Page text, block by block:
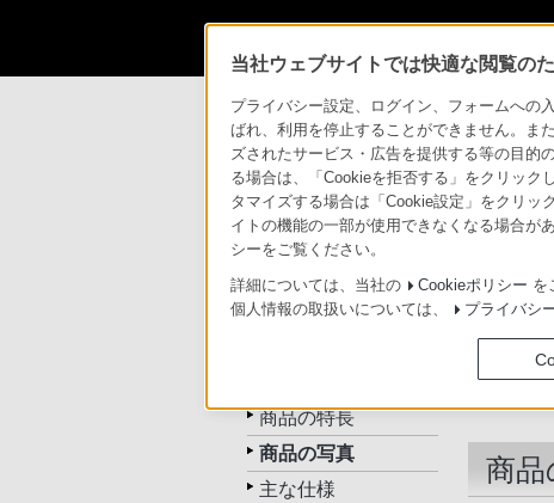
商品情報・ストア ICレコーダー／集音器
ICレコーダー／集音
トップ
商品の特長
商品の写真
主な仕様
商品
当社ウェブサイトでは快適な閲覧の
プライバシー設定、ログイン、フォームへの
ばれ、利用を停止することができません。ま
ズされたサービス・広告を提供する等の目的
る場合は、「Cookieを拒否する」をクリック
タマイズする場合は「Cookie設定」をクリッ
イトの機能の一部が使用できなくなる場合が
シーをご覧ください。
詳細については、当社の Cookieポリシー を
個人情報の取扱いについては、
プライバシ